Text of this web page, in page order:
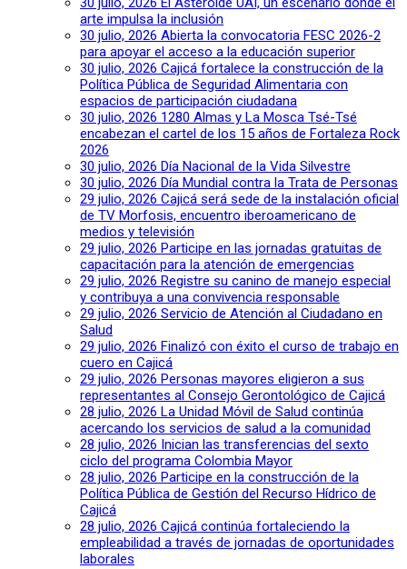
arte impulsa la inclusión
30 julio, 2026 Abierta la convocatoria FESC 2026-2
para apoyar el acceso a la educación superior
30 julio, 2026 Cajicá fortalece la construcción de la
Política Pública de Seguridad Alimentaria con
espacios de participación ciudadana
30 julio, 2026 1280 Almas y La Mosca Tsé-Tsé
encabezan el cartel de los 15 años de Fortaleza Rock
2026
30 julio, 2026 Día Nacional de la Vida Silvestre
30 julio, 2026 Día Mundial contra la Trata de Personas
29 julio, 2026 Cajicá será sede de la instalación oficial
de TV Morfosis, encuentro iberoamericano de
medios y televisión
29 julio, 2026 Participe en las jornadas gratuitas de
capacitación para la atención de emergencias
29 julio, 2026 Registre su canino de manejo especial
y contribuya a una convivencia responsable
29 julio, 2026 Servicio de Atención al Ciudadano en
Salud
29 julio, 2026 Finalizó con éxito el curso de trabajo en
cuero en Cajicá
29 julio, 2026 Personas mayores eligieron a sus
representantes al Consejo Gerontológico de Cajicá
28 julio, 2026 La Unidad Móvil de Salud continúa
acercando los servicios de salud a la comunidad
28 julio, 2026 Inician las transferencias del sexto
ciclo del programa Colombia Mayor
28 julio, 2026 Participe en la construcción de la
Política Pública de Gestión del Recurso Hídrico de
Cajicá
28 julio, 2026 Cajicá continúa fortaleciendo la
empleabilidad a través de jornadas de oportunidades
laborales